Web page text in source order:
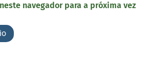
navegador para a próxima vez